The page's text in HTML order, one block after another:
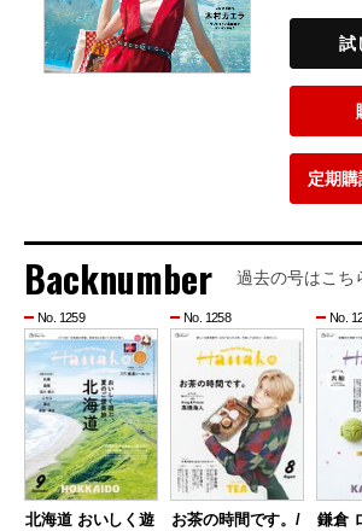
試
定期
Backnumber 過去の号はこち
No. 1259
北海道 おいしく遊
No. 1258
お茶の時間です。/
No.
鎌倉